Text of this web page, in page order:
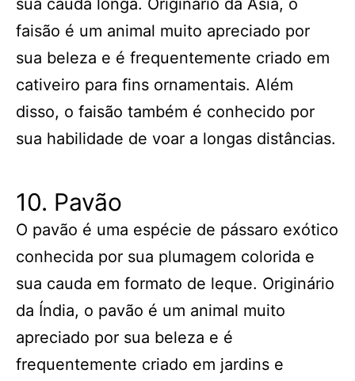
sua cauda longa. Originário da Ásia, o
faisão é um animal muito apreciado por
sua beleza e é frequentemente criado em
cativeiro para fins ornamentais. Além
disso, o faisão também é conhecido por
sua habilidade de voar a longas distâncias.
10. Pavão
O pavão é uma espécie de pássaro exótico
conhecida por sua plumagem colorida e
sua cauda em formato de leque. Originário
da Índia, o pavão é um animal muito
apreciado por sua beleza e é
frequentemente criado em jardins e